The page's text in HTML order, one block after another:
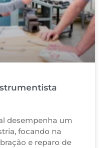
desempenha um
focando na
e reparo de